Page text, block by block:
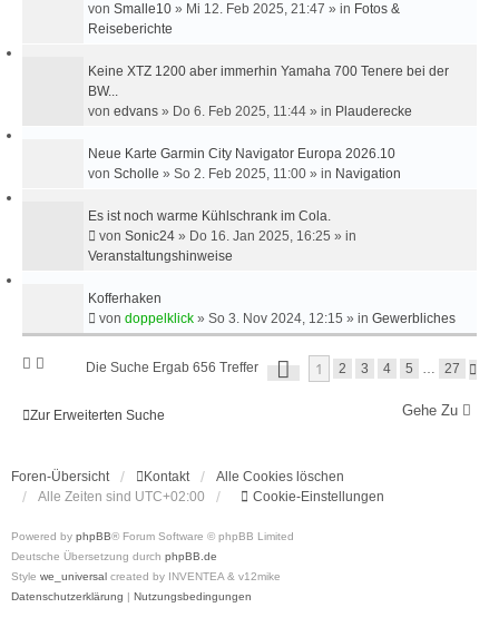
von Smalle10 » Mi 12. Feb 2025, 21:47 » in Fotos &
Reiseberichte
Keine XTZ 1200 aber immerhin Yamaha 700 Tenere bei der
BW...
von edvans » Do 6. Feb 2025, 11:44 » in Plauderecke
Neue Karte Garmin City Navigator Europa 2026.10
von Scholle » So 2. Feb 2025, 11:00 » in Navigation
Es ist noch warme Kühlschrank im Cola.
von Sonic24 » Do 16. Jan 2025, 16:25 » in
Veranstaltungshinweise
Kofferhaken
von doppelklick » So 3. Nov 2024, 12:15 » in Gewerbliches
Die Suche Ergab 656 Treffer
S
E
O
2
1 2 3 4 5 … 27
Zur Erweiterten Suche Gehe Zu
Foren-Übersicht Kontakt
Alle Cookies löschen
Alle Zeiten sind UTC+02:00 Cookie-Einstellungen
Powered by phpBB® Forum Software © phpBB Limited
Deutsche Übersetzung durch phpBB.de
Style we_universal created by INVENTEA & v12mike
Datenschutzerklärung | Nutzungsbedingungen